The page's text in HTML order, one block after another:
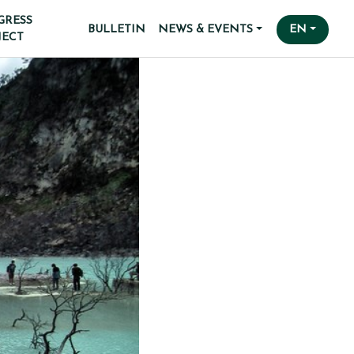
BULLETIN NEWS & EVENTS EN